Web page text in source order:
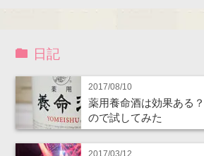
日記
2017/08/10
薬用養命酒は効果ある
ので試してみた
2017/03/12